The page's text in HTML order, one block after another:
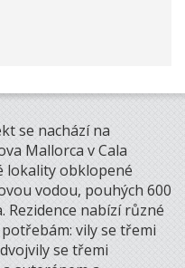
se nachází na
Mallorca v Cala
lokality obklopené
vodou, pouhých 600
Rezidence nabízí různé
vily se třemi
se třemi